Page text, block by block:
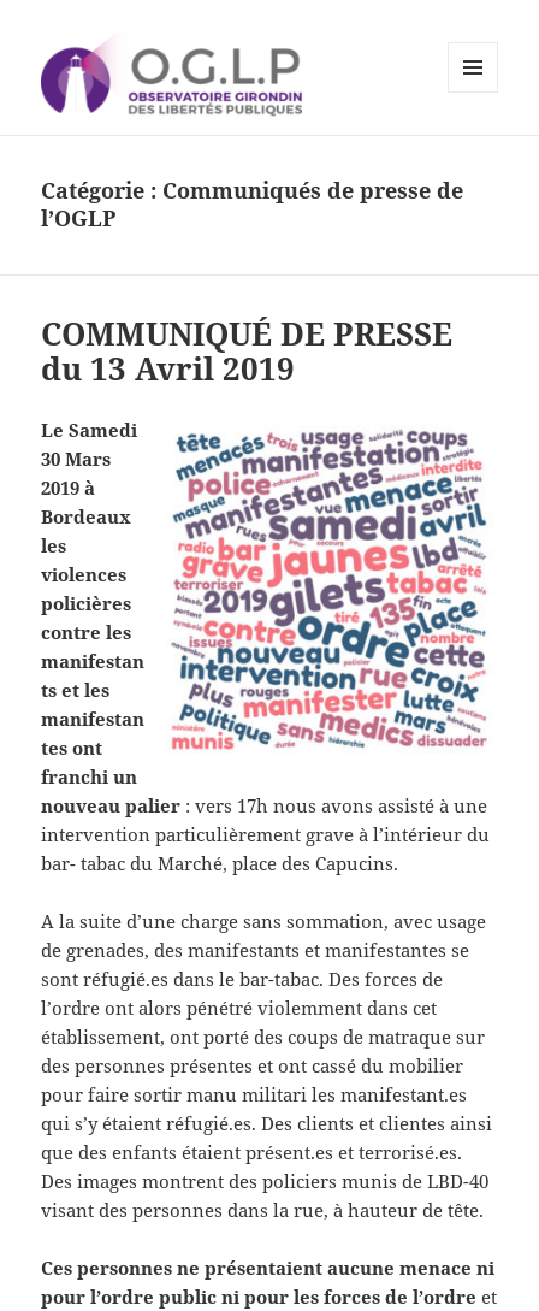
Libertés Publiques
Catégorie : Communiqués de presse de
l’OGLP
COMMUNIQUÉ DE PRESSE
du 13 Avril 2019
Le Samedi
30 Mars
2019 à
Bordeaux
les
violences
policières
contre les
manifestan
ts et les
manifestan
tes ont
franchi un
nouveau palier : vers 17h nous avons assisté à une
intervention particulièrement grave à l’intérieur du
bar- tabac du Marché, place des Capucins.
A la suite d’une charge sans sommation, avec usage
de grenades, des manifestants et manifestantes se
sont réfugié.es dans le bar-tabac. Des forces de
l’ordre ont alors pénétré violemment dans cet
établissement, ont porté des coups de matraque sur
des personnes présentes et ont cassé du mobilier
pour faire sortir manu militari les manifestant.es
qui s’y étaient réfugié.es. Des clients et clientes ainsi
que des enfants étaient présent.es et terrorisé.es.
Des images montrent des policiers munis de LBD-40
visant des personnes dans la rue, à hauteur de tête.
Ces personnes ne présentaient aucune menace ni
pour l’ordre public ni pour les forces de l’ordreet